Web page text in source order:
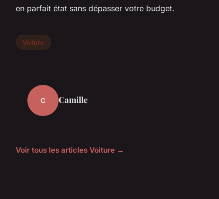
en parfait état sans dépasser votre budget.
Voiture
C Camille
Voir tous les articles Voiture →